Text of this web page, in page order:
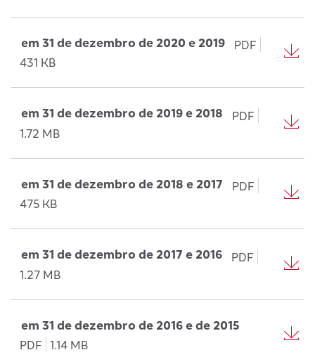
em 31 de dezembro de 2020 e 2019
PDF
431 KB
em 31 de dezembro de 2019 e 2018
PDF
1.72 MB
em 31 de dezembro de 2018 e 2017
PDF
475 KB
em 31 de dezembro de 2017 e 2016
PDF
1.27 MB
em 31 de dezembro de 2016 e de 2015
PDF 1.14 MB